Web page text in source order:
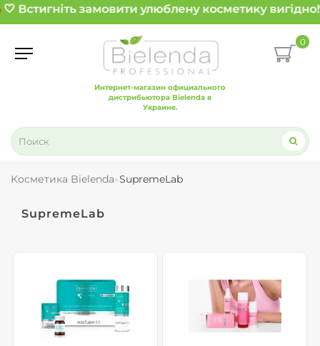
Встигніть замовити улюблену косметику вигідно!
Интернет-магазин официального
дистрибьютора Bielenda в
Украине.
0
Косметика Bielenda SupremeLab
SupremeLab